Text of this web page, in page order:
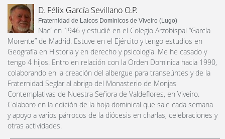
D. Félix García Sevillano O.P.
Fraternidad de Laicos Dominicos de Viveiro (Lugo)
Nací en 1946 y estudié en el Colegio Arzobispal “García
Morente” de Madrid. Estuve en el Ejército y tengo estudios en
Geografía en Historia y en derecho y psicología. Me he casado y
tengo 4 hijos. Entro en relación con la Orden Dominica hacia 1990,
colaborando en la creación del albergue para transeúntes y de la
Fraternidad Seglar al abrigo del Monasterio de Monjas
Contemplativas de Nuestra Señora de Valdeflores, en Viveiro.
Colaboro en la edición de la hoja dominical que sale cada semana
y apoyo a varios párrocos de la diócesis en charlas, celebraciones y
otras actividades.